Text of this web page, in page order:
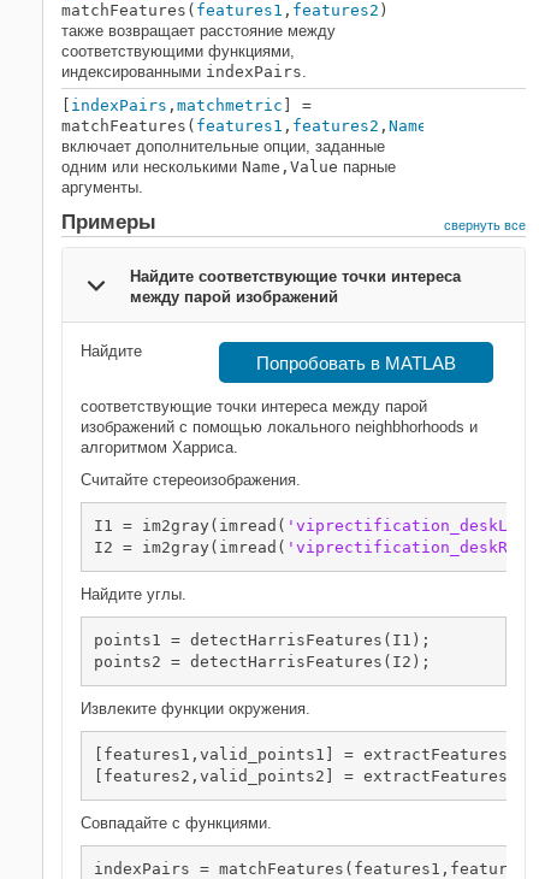
Синтаксис
Описание
Примеры
Входные параметры
Выходные аргументы
Ссылки
Расширенные возможности
matchFeatures( features1 , features2 )
также возвращает расстояние между
соответствующими функциями,
индексированными indexPairs.
indexPairs , matchmetric ] =
matchFeatures( features1 , features2 , Name,Value
включает дополнительные опции, заданные
одним или несколькими Name,Value парные
аргументы.
Примеры свернуть все
Найдите соответствующие точки интереса
между парой изображений
Попробовать в MATLAB
Найдите
соответствующие точки интереса между парой
изображений с помощью локального neighbhorhoods и
алгоритмом Харриса.
Считайте стереоизображения.
I1 = im2gray(imread(
I2 = im2gray(imread(
Найдите углы.
points1 = detectHarrisFeatures(I1);
points2 = detectHarrisFeatures(I2);
Извлеките функции окружения.
[features1,valid_points1] =
[features2,valid_points2] =
Совпадайте с функциями.
indexPairs =